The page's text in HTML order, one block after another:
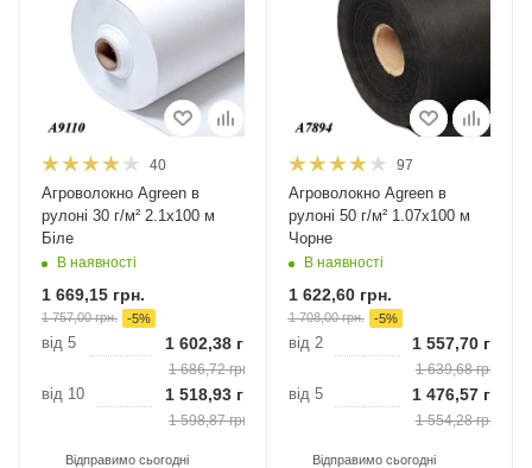
40
Агроволокно Agreen в
рулоні 30 г/м² 2.1х100 м
Біле
В наявності
1 669,15 грн.
1 757,00грн. -5%
від 5 1 602,38 грн.
1 686,72грн.
від 10 1 518,93 грн.
1 598,87грн.
Відправимо сьогодні
97
Агроволокно Agreen в
рулоні 50 г/м² 1.07х100 м
Чорне
В наявності
1 622,60грн.
1 708,00грн. -5%
від 2 1 557,70грн.
1 639,68грн.
від 5 1 476,57грн.
1 554,28грн.
Відправимо сьогодні